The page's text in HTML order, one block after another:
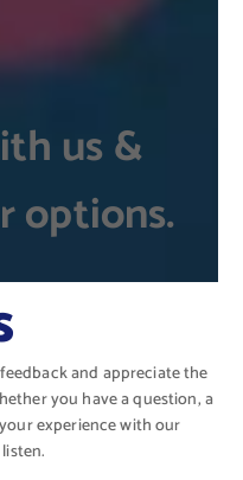
us &
options.
and appreciate the
you have a question, a
experience with our